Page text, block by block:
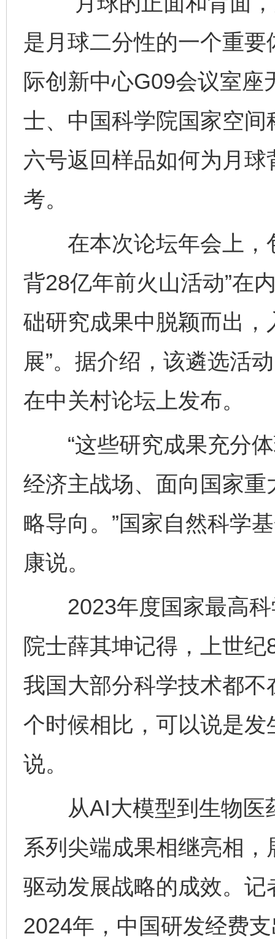
是月球二分性的一个重
际创新中心G09会议室
士、中国科学院国家空
六号返回样品如何为月
考。
在本次论坛年会上，
背28亿年前火山活动”在
础研究成果中脱颖而出，
展”。据介绍，该遴选活
在中关村论坛上发布。
“这些研究成果充分体
经济主战场、面向国家
略导向。”国家自然科学
康说。
2023年度国家最高科
院士薛其坤记得，上世
我国大部分科学技术都不
个时候相比，可以说是发
说。
从AI大模型到生物医
系列尖端成果相继亮相
驱动发展战略的成效。
2024年，中国研发经费